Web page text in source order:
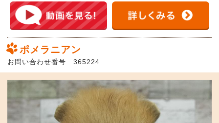
ポメラニアン
お問い合わせ番号 365224